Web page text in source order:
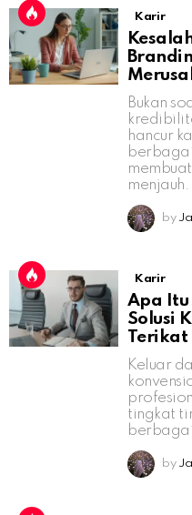
Karir
Bukan
hancur
menjauh.
by
Karir
Apa Itu
Solusi
Terikat
Keluar
tingkat
by